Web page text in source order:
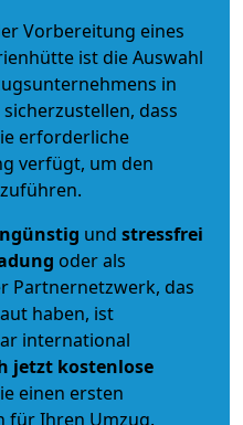
Vorbereitung eines
ist die Auswahl
in
dass
erforderliche
verfügt, um den
und stressfrei
oder als
Partnernetzwerk, das
haben, ist
international
jetzt kostenlose
einen ersten
für Ihren Umzug.